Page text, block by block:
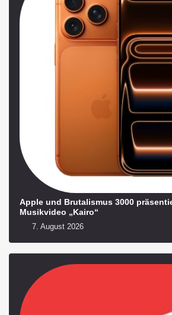
Apple und Brutalismus 3000
Musikvideo „Kairo“
7. August 2026